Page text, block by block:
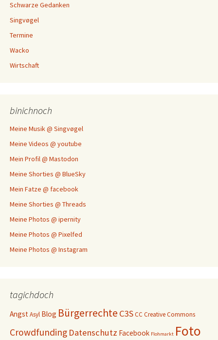
Schwarze Gedanken
Singvøgel
Termine
Wacko
Wirtschaft
binichnoch
Meine Musik @ Singvøgel
Meine Videos @ youtube
Mein Profil @ Mastodon
Meine Shorties @ BlueSky
Mein Fatze @ facebook
Meine Shorties @ Threads
Meine Photos @ ipernity
Meine Photos @ Pixelfed
Meine Photos @ Instagram
tagichdoch
AngstAsyl Blog Bürgerrechte C3SCC Creative Commons
Crowdfunding Datenschutz Facebook Flohmarkt Foto